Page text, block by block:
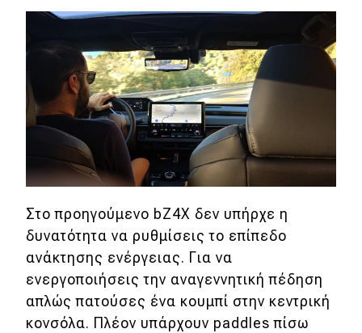
Στο προηγούμενο bZ4X δεν υπήρχε η
δυνατότητα να ρυθμίσεις το επίπεδο
ανάκτησης ενέργειας. Για να
ενεργοποιήσεις την αναγεννητική πέδηση
απλώς πατούσες ένα κουμπί στην κεντρική
κονσόλα. Πλέον υπάρχουν paddles πίσω